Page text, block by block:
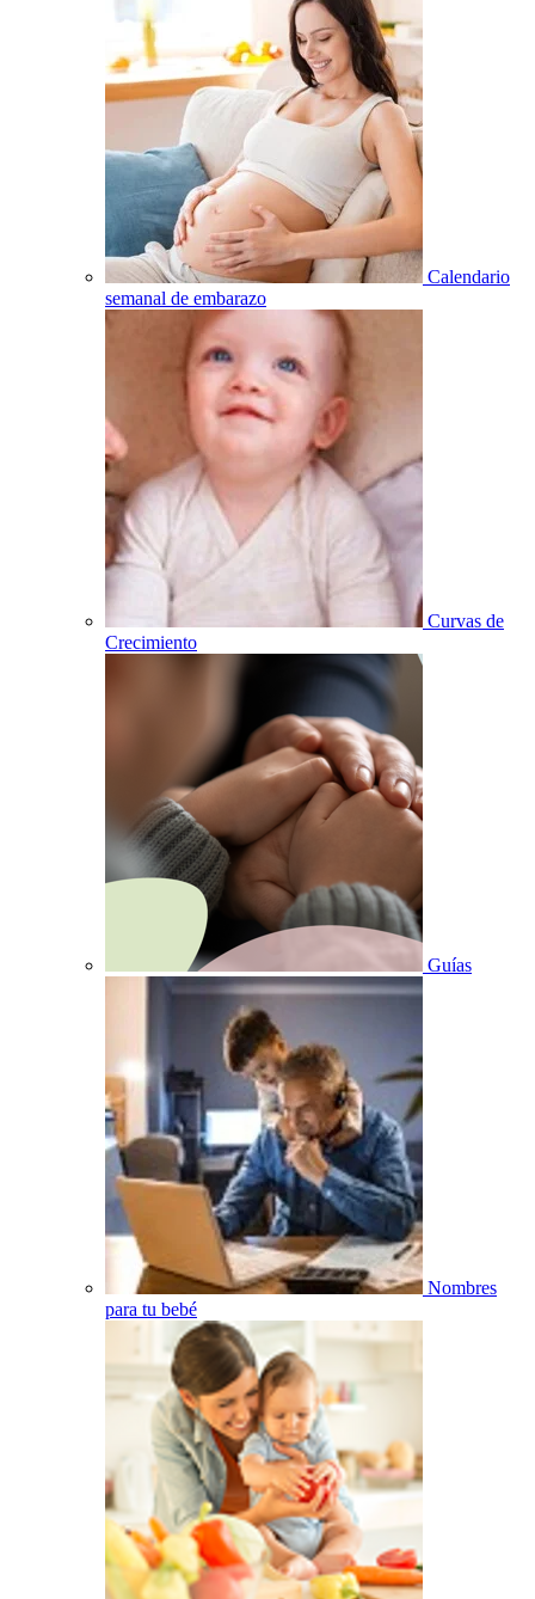
Calendario
semanal de embarazo
Curvas de
Crecimiento
Guías
Nombres
para tu bebé